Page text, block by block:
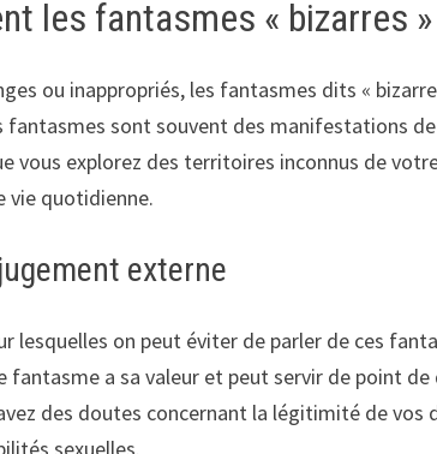
les fantasmes « bizarres »
ou inappropriés, les fantasmes dits «
fantasmes sont souvent des manifestations
vous explorez des territoires inconnus de
vie quotidienne.
externe
lesquelles on peut éviter de parler de ces
fantasme a sa valeur et peut servir de point
des doutes concernant la légitimité de vos